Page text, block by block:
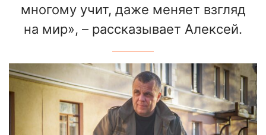
многому учит, даже меняет взгляд
на мир», – рассказывает Алексей.